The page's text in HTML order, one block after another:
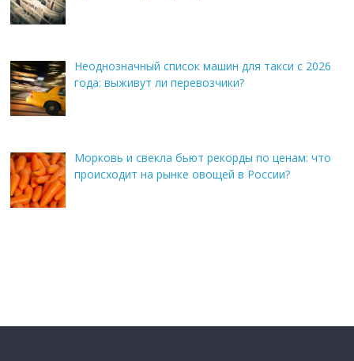
Неоднозначный список машин для такси с 2026
года: выживут ли перевозчики?
Морковь и свекла бьют рекорды по ценам: что
происходит на рынке овощей в России?